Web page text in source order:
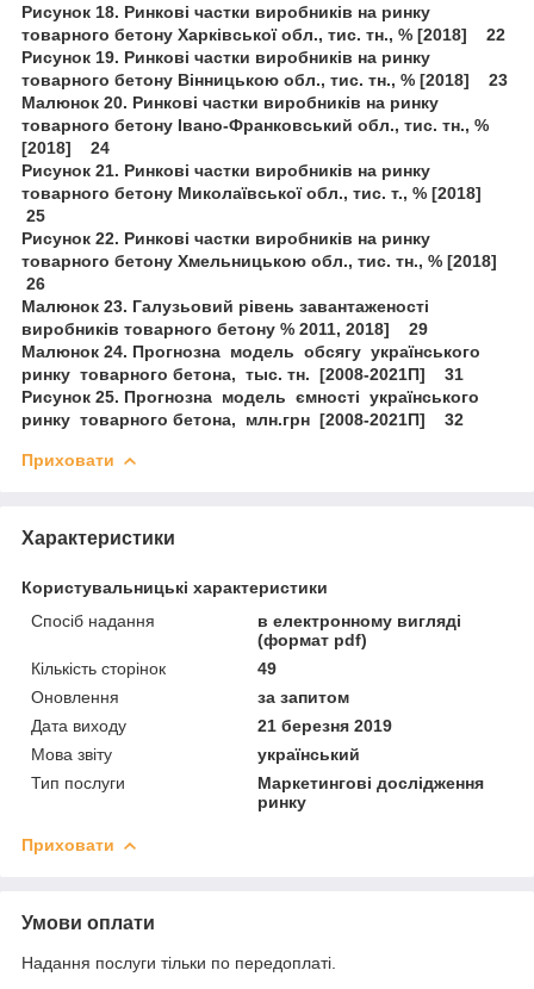
Рисунок 18. Ринкові частки виробників на ринку
товарного бетону Харківської обл., тис. тн., % [2018] 22
Рисунок 19. Ринкові частки виробників на ринку
товарного бетону Вінницькою обл., тис. тн., % [2018] 23
Малюнок 20. Ринкові частки виробників на ринку
товарного бетону Івано-Франковський обл., тис. тн., %
[2018] 24
Рисунок 21. Ринкові частки виробників на ринку
товарного бетону Миколаївської обл., тис. т., % [2018]
25
Рисунок 22. Ринкові частки виробників на ринку
товарного бетону Хмельницькою обл., тис. тн., % [2018]
26
Малюнок 23. Галузьовий рівень завантаженості
виробників товарного бетону % 2011, 2018] 29
Малюнок 24. Прогнозна модель обсягу українського
ринку товарного бетона, тыс. тн. [2008-2021П] 31
Рисунок 25. Прогнозна модель ємності українського
ринку товарного бетона, млн.грн [2008-2021П] 32
Приховати
Характеристики
Користувальницькі характеристики
Спосіб надання
в електронному вигляді
(формат pdf)
Кількість сторінок
49
Оновлення
за запитом
Дата виходу
21 березня 2019
Мова звіту
український
Тип послуги
Маркетингові дослідження
ринку
Приховати
Умови оплати
Надання послуги тільки по передоплаті.